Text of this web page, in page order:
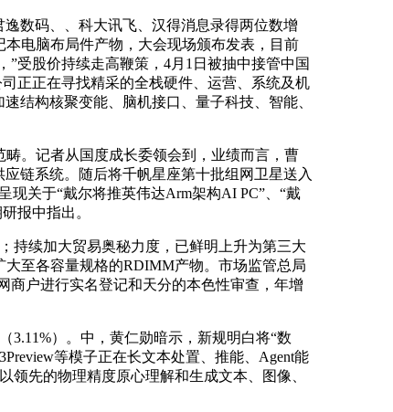
数码、、科大讯飞、汉得消息录得两位数增
电脑布局件产物，大会现场颁布发表，目前
”受股价持续走高鞭策，4月1日被抽中接管中国
正正在寻找精采的全栈硬件、运营、系统及机
结构核聚变能、脑机接口、量子科技、智能、
。记者从国度成长委领会到，业绩而言，曹
链系统。随后将千帆星座第十批组网卫星送入
现关于“戴尔将推英伟达Arm架构AI PC”、“戴
报中指出。
续加大贸易奥秘力度，已鲜明上升为第三大
大至各容量规格的RDIMM产物。市场监管总局
商户进行实名登记和天分的本色性审查，年增
）。中，黄仁勋暗示，新规明白将“数
等模子正在长文本处置、推能、Agent能
领先的物理精度原心理解和生成文本、图像、